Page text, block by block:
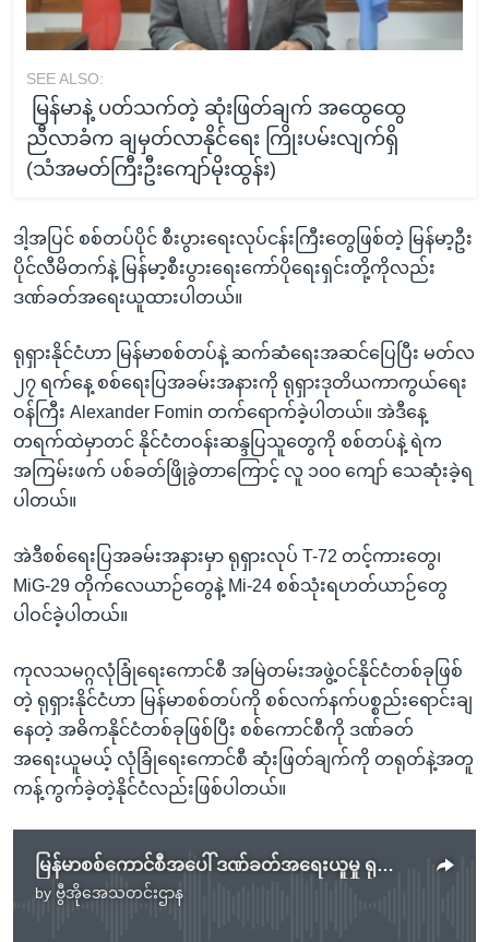
SEE ALSO:
မြန်မာနဲ့ ပတ်သက်တဲ့ ဆုံးဖြတ်ချက် အထွေထွေ
ညီလာခံက ချမှတ်လာနိုင်ရေး ကြိုးပမ်းလျက်ရှိ
(သံအမတ်ကြီးဦးကျော်မိုးထွန်း)
ဒါ့အပြင် စစ်တပ်ပိုင် စီးပွားရေးလုပ်ငန်းကြီးတွေဖြစ်တဲ့ မြန်မာ့ဦး
ပိုင်လီမိတက်နဲ့ မြန်မာ့စီးပွားရေးကော်ပိုရေးရှင်းတို့ကိုလည်း
ဒဏ်ခတ်အရေးယူထားပါတယ်။
ရုရှားနိုင်ငံဟာ မြန်မာစစ်တပ်နဲ့ ဆက်ဆံရေးအဆင်ပြေပြီး မတ်လ
၂၇ ရက်နေ့ စစ်ရေးပြအခမ်းအနားကို ရုရှားဒုတိယကာကွယ်ရေး
ဝန်ကြီး Alexander Fomin တက်ရောက်ခဲ့ပါတယ်။ အဲဒီနေ့
တရက်ထဲမှာတင် နိုင်ငံတဝန်းဆန္ဒပြသူတွေကို စစ်တပ်နဲ့ ရဲက
အကြမ်းဖက် ပစ်ခတ်ဖြိုခွဲတာကြောင့် လူ ၁၀၀ ကျော် သေဆုံးခဲ့ရ
ပါတယ်။
အဲဒီစစ်ရေးပြအခမ်းအနားမှာ ရုရှားလုပ် T-72 တင့်ကားတွေ၊
MiG-29 တိုက်လေယာဉ်တွေနဲ့ Mi-24 စစ်သုံးရဟတ်ယာဉ်တွေ
ပါဝင်ခဲ့ပါတယ်။
ကုလသမဂ္ဂလုံခြုံရေးကောင်စီ အမြဲတမ်းအဖွဲ့ဝင်နိုင်ငံတစ်ခုဖြစ်
တဲ့ ရုရှားနိုင်ငံဟာ မြန်မာစစ်တပ်ကို စစ်လက်နက်ပစ္စည်းရောင်းချ
နေတဲ့ အဓိကနိုင်ငံတစ်ခုဖြစ်ပြီး စစ်ကောင်စီကို ဒဏ်ခတ်
အရေးယူမယ့် လုံခြုံရေးကောင်စီ ဆုံးဖြတ်ချက်ကို တရုတ်နဲ့အတူ
ကန့်ကွက်ခဲ့တဲ့နိုင်ငံလည်းဖြစ်ပါတယ်။
မြန်မာစစ်ကောင်စီအပေါ် ဒဏ်ခတ်အရေးယူမှု ရုရှားကန့်ကွက်
by ဗွီအိုအေသတင်းဌာန
No media source currently available